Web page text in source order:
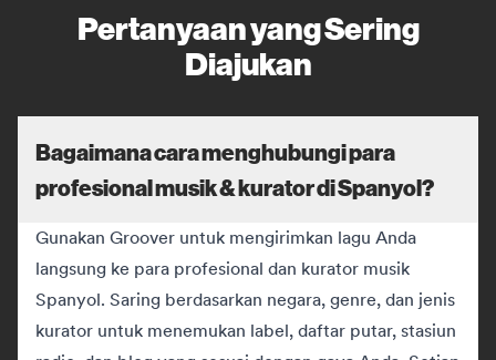
Pertanyaan yang Sering
Diajukan
Bagaimana cara menghubungi para
profesional musik & kurator di Spanyol?
Gunakan Groover untuk mengirimkan lagu Anda
langsung ke para profesional dan kurator musik
Spanyol. Saring berdasarkan negara, genre, dan jenis
kurator untuk menemukan label, daftar putar, stasiun